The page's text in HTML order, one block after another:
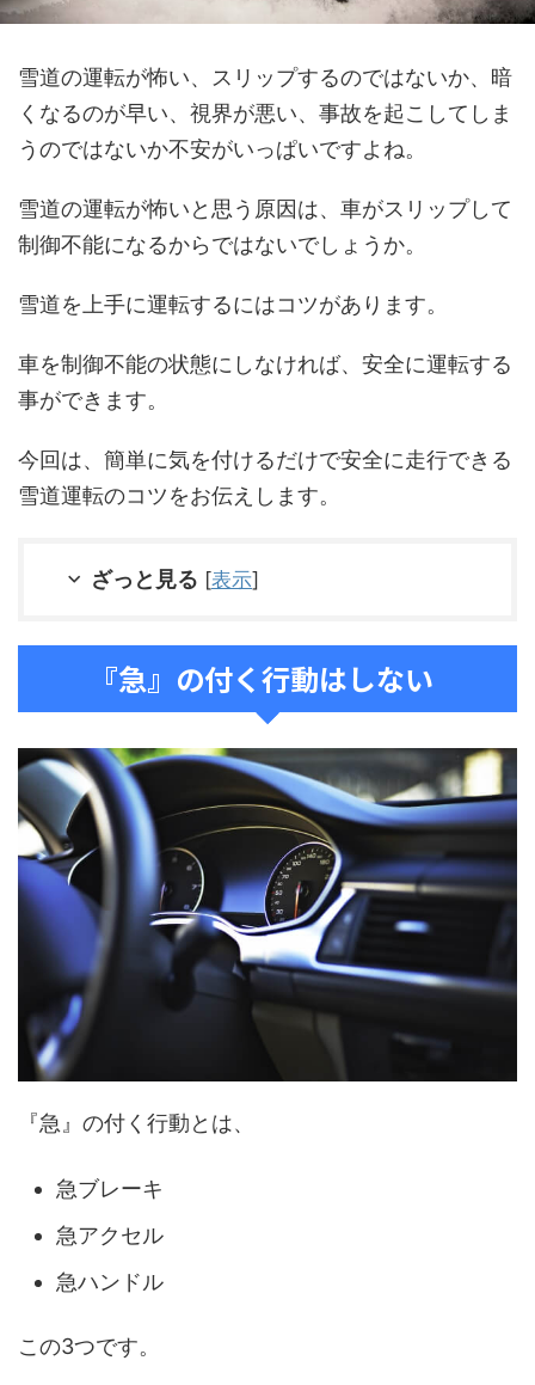
雪道の運転が怖い、スリップするのではないか、暗
くなるのが早い、視界が悪い、事故を起こしてしま
うのではないか不安がいっぱいですよね。
雪道の運転が怖いと思う原因は、車がスリップして
制御不能になるからではないでしょうか。
雪道を上手に運転するにはコツがあります。
車を制御不能の状態にしなければ、安全に運転する
事ができます。
今回は、簡単に気を付けるだけで安全に走行できる
雪道運転のコツをお伝えします。
ざっと見る [表示]
『急』の付く行動はしない
『急』の付く行動とは、
急ブレーキ
急アクセル
急ハンドル
この3つです。